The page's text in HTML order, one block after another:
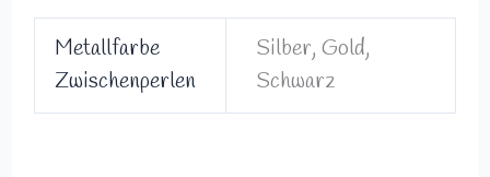
Metallfarbe
Zwischenperlen
Silber, Gold,
Schwarz